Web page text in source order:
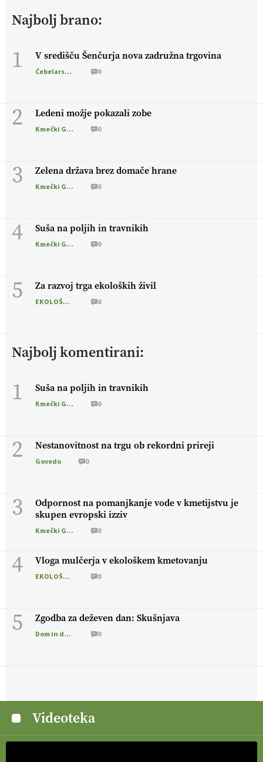
https://t.co/PX49GVsP1M @EUAgri #IMCAP #CAP
https://t.co/a1xatzEeid
reklama?
PRISLUHNITE
@EUAgri #imcap #cap #eco #skp
#vlog https://t.co/yev5PreiJu
Najbolj brano:
1 V središču Šenčurja nova zadružna trgovina
Čebelarstvo 0
2 Ledeni možje pokazali zobe
Kmečki Glas 0
3 Zelena država brez domače hrane
Kmečki Glas 0
4 Suša na poljih in travnikih
Kmečki Glas 0
5 Za razvoj trga ekoloških živil
EKOLOŠKO LOGIČNO 0
Najbolj komentirani:
1 Suša na poljih in travnikih
Kmečki Glas 0
2 Nestanovitnost na trgu ob rekordni prireji
Govedo 0
3
Odpornost na pomanjkanje vode v kmetijstvu je
skupen evropski izziv
Kmečki Glas 0
4 Vloga mulčerja v ekološkem kmetovanju
EKOLOŠKO LOGIČNO 0
5 Zgodba za deževen dan: Skušnjava
Dom in družina 0
Videoteka